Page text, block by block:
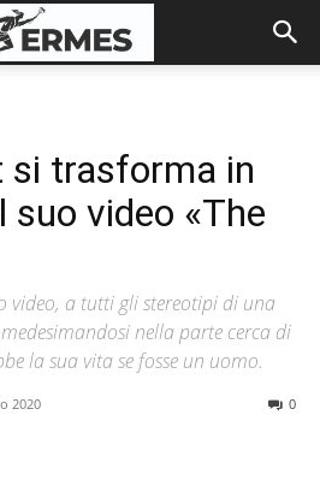
si trasforma in
suo video «The
video, a tutti gli stereotipi di una
nella parte cerca di
la sua vita se fosse un uomo.
2020 0